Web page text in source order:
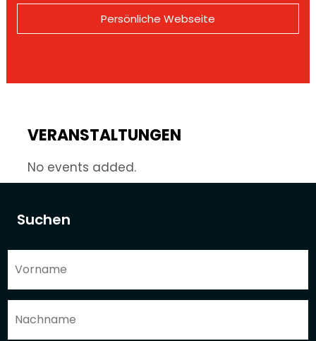
Suchen
Persönliche Webseite
VERANSTALTUNGEN
No events added.